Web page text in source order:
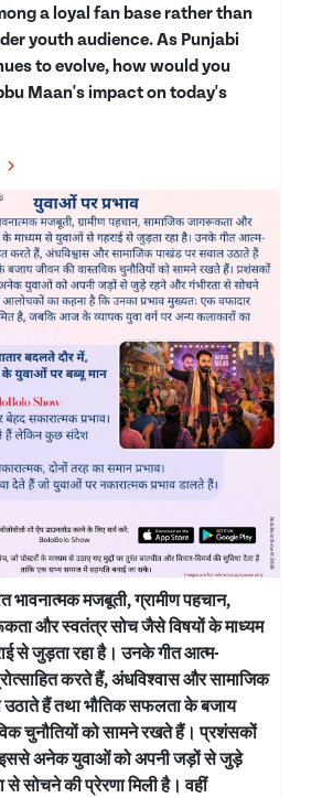
a loyal fan base rather than
youth audience. As Punjabi
to evolve, how would you
Maan's impact on today's
भावनात्मक मजबूती, ग्रामीण पहचान,
और स्वतंत्र सोच जैसे विषयों के माध्यम
से जुड़ता रहा है। उनके गीत आत्म-
करते हैं, अंधविश्वास और सामाजिक
हैं तथा भौतिक सफलता के बजाय
चुनौतियों को सामने रखते हैं। प्रशंसकों
इससे अनेक युवाओं को अपनी जड़ों से जुड़े
से सोचने की प्रेरणा मिली है। वहीं